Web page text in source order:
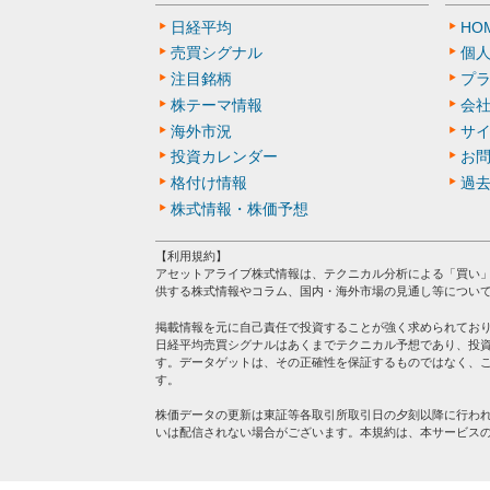
日経平均
売買シグナル
注目銘柄
株テーマ情報
海外市況
投資カレンダー
格付け情報
株式情報・株価予想
個
プ
会
サ
お
過
【利用規約】
アセットアライブ株式情報は、テクニカル分析による「買
供する株式情報やコラム、国内・海外市場の見通し等につい
掲載情報を元に自己責任で投資することが強く求められてお
日経平均売買シグナルはあくまでテクニカル予想であり、投
す。データゲットは、その正確性を保証するものではなく、
す。
株価データの更新は東証等各取引所取引日の夕刻以降に行わ
いは配信されない場合がございます。本規約は、本サービス